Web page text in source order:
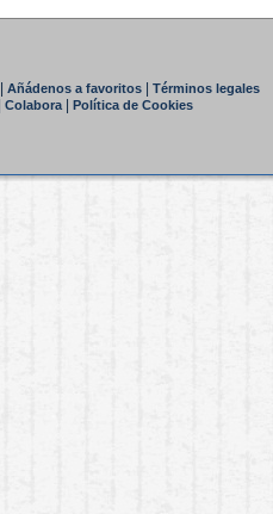
Añádenos a favoritos|
Términos legales
Colabora| Política de Cookies